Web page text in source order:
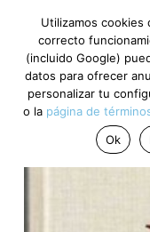
Utilizamos cookies
correcto
(incluido Google)
datos para ofrecer
personalizar tu
o la página de
Ok